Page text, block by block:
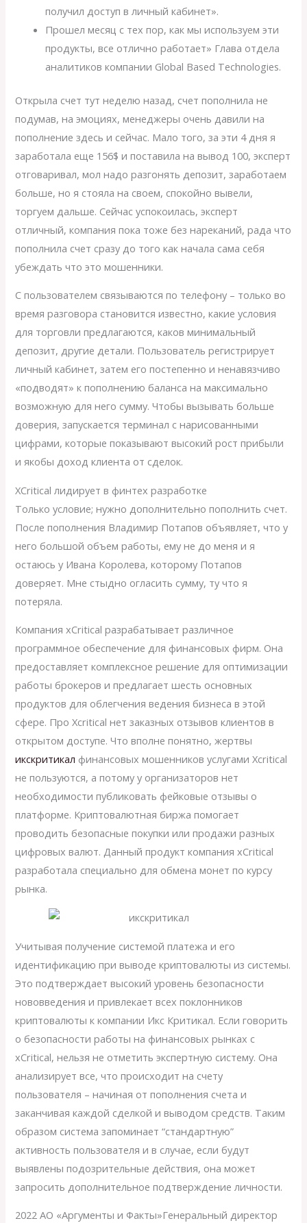
получил доступ в личный кабинет».
Прошел месяц с тех пор, как мы используем эти
продукты, все отлично работает» Глава отдела
аналитиков компании Global Based Technologies.
Открыла счет тут неделю назад, счет пополнила не
подумав, на эмоциях, менеджеры очень давили на
пополнение здесь и сейчас. Мало того, за эти 4 дня я
заработала еще 156$ и поставила на вывод 100, эксперт
отговаривал, мол надо разгонять депозит, заработаем
больше, но я стояла на своем, спокойно вывели,
торгуем дальше. Сейчас успокоилась, эксперт
отличный, компания пока тоже без нареканий, рада что
пополнила счет сразу до того как начала сама себя
убеждать что это мошенники.
С пользователем связываются по телефону – только во
время разговора становится известно, какие условия
для торговли предлагаются, каков минимальный
депозит, другие детали. Пользователь регистрирует
личный кабинет, затем его постепенно и ненавязчиво
«подводят» к пополнению баланса на максимально
возможную для него сумму. Чтобы вызывать больше
доверия, запускается терминал с нарисованными
цифрами, которые показывают высокий рост прибыли
и якобы доход клиента от сделок.
XCritical лидирует в финтех разработке
Только условие; нужно дополнительно пополнить счет.
После пополнения Владимир Потапов объявляет, что у
него большой объем работы, ему не до меня и я
остаюсь у Ивана Королева, которому Потапов
доверяет. Мне стыдно огласить сумму, ту что я
потеряла.
Компания xCritical разрабатывает различное
программное обеспечение для финансовых фирм. Она
предоставляет комплексное решение для оптимизации
работы брокеров и предлагает шесть основных
продуктов для облегчения ведения бизнеса в этой
сфере. Про Xcritical нет заказных отзывов клиентов в
открытом доступе. Что вполне понятно, жертвы
икскритикал финансовых мошенников услугами Xcritical
не пользуются, а потому у организаторов нет
необходимости публиковать фейковые отзывы о
платформе. Криптовалютная биржа помогает
проводить безопасные покупки или продажи разных
цифровых валют. Данный продукт компания xCritical
разработала специально для обмена монет по курсу
рынка.
Учитывая получение системой платежа и его
идентификацию при выводе криптовалюты из системы.
Это подтверждает высокий уровень безопасности
нововведения и привлекает всех поклонников
криптовалюты к компании Икс Критикал. Если говорить
о безопасности работы на финансовых рынках с
xCritical, нельзя не отметить экспертную систему. Она
анализирует все, что происходит на счету
пользователя – начиная от пополнения счета и
заканчивая каждой сделкой и выводом средств. Таким
образом система запоминает “стандартную”
активность пользователя и в случае, если будут
выявлены подозрительные действия, она может
запросить дополнительное подтверждение личности.
2022 АО «Аргументы и Факты»Генеральный директор